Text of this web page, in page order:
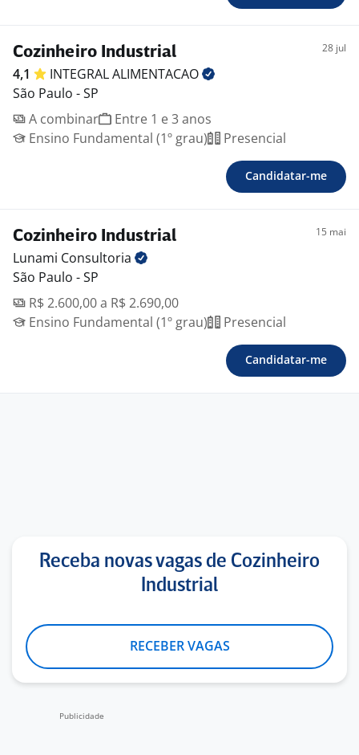
Cozinheiro Industrial 28 jul
4,1 INTEGRALALIMENTACAO
São Paulo - SP
A combinar
Entre 1 e 3 anos
Ensino Fundamental (1º grau)
Presencial
Candidatar-me
Cozinheiro Industrial 15 mai
Lunami Consultoria
São Paulo - SP
R$ 2.600,00 a R$ 2.690,00
Ensino Fundamental (1º grau)
Presencial
Candidatar-me
Receba novas vagas de Cozinheiro
Industrial
RECEBER VAGAS